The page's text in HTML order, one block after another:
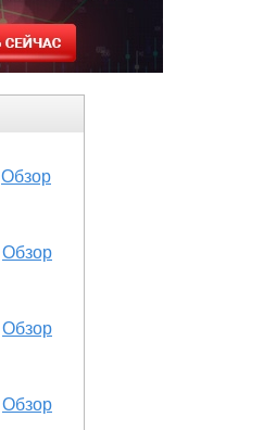
Обзор
Обзор
Обзор
Обзор